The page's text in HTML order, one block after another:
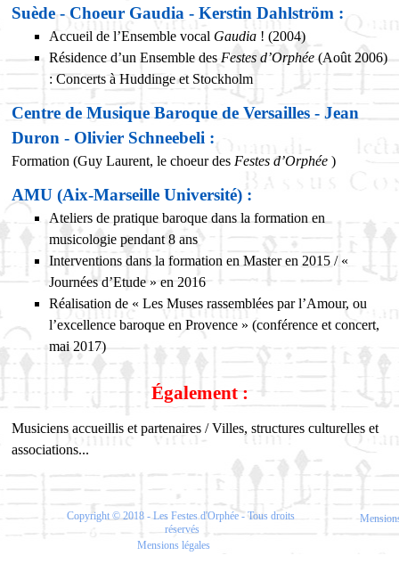
Suède - Choeur Gaudia - Kerstin Dahlström :
Accueil de l’Ensemble vocal Gaudia ! (2004)
Résidence d’un Ensemble des Festes d’Orphée(Août 2006)
: Concerts à Huddinge et Stockholm
Centre de Musique Baroque de Versailles - Jean
Duron - Olivier Schneebeli :
Formation (Guy Laurent, le choeur des Festes d’Orphée )
AMU (Aix-Marseille Université) :
Ateliers de pratique baroque dans la formation en
musicologie pendant 8 ans
Interventions dans la formation en Master en 2015 / «
Journées d’Etude » en 2016
Réalisation de « Les Muses rassemblées par l’Amour, ou
l’excellence baroque en Provence » (conférence et concert,
mai 2017)
Également :
Musiciens accueillis et partenaires / Villes, structures culturelles et
associations...
Copyright © 2018 - Les Festes d'Orphée - Tous droits
réservés
Mensions légales